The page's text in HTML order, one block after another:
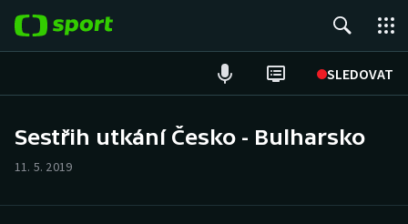
SLEDOVAT
Hokej
Tenis
Sestřih utkání Česko - Bulharsko
11. 5. 2019